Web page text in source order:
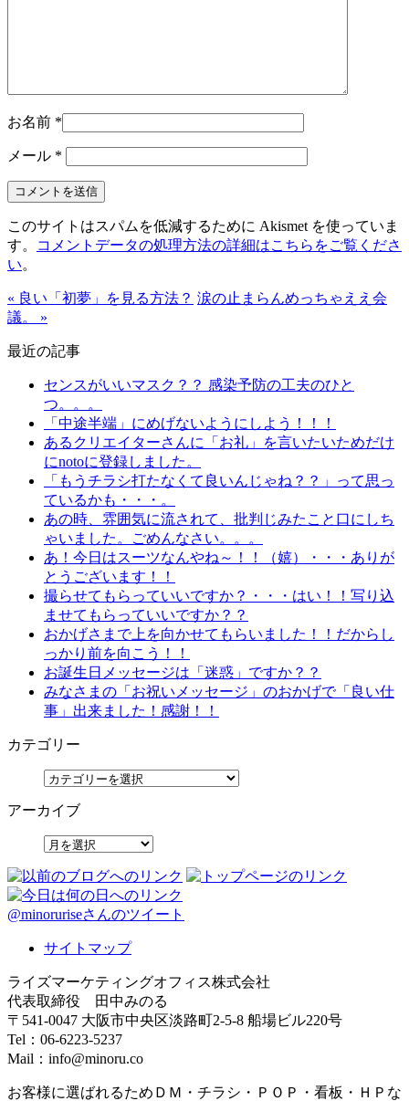
お名前 *
メール *
このサイトはスパムを低減するために Akismet を使っていま
す。
コメントデータの処理方法の詳細はこちらをご覧くださ
い。
« 良い「初夢」を見る方法？ 涙の止まらんめっちゃええ会
議。 »
最近の記事
センスがいいマスク？？ 感染予防の工夫のひと
つ。。。
「中途半端」にめげないようにしよう！！！
あるクリエイターさんに「お礼」を言いたいためだけ
にnotoに登録しました。
「もうチラシ打たなくて良いんじゃね？？」って思っ
ているかも・・・。
あの時、雰囲気に流されて、批判じみたこと口にしち
ゃいました。ごめんなさい。。。
あ！今日はスーツなんやね～！！（嬉）・・・ありが
とうございます！！
撮らせてもらっていいですか？・・・はい！！写り込
ませてもらっていいですか？？
おかげさまで上を向かせてもらいました！！だからし
っかり前を向こう！！
お誕生日メッセージは「迷惑」ですか？？
みなさまの「お祝いメッセージ」のおかげで「良い仕
事」出来ました！感謝！！
カテゴリー
アーカイブ
@minoruriseさんのツイート
サイトマップ
ライズマーケティングオフィス株式会社
代表取締役 田中みのる
〒541-0047 大阪市中央区淡路町2-5-8 船場ビル220号
Tel：06-6223-5237
Mail：info@minoru.co
お客様に選ばれるためＤＭ・チラシ・ＰＯＰ・看板・ＨＰな